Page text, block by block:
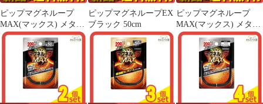
ピップマグネループ
MAX(マックス) メタル
シルバー 45cm 2個セッ
ト まとめ売り
ピップマグネループEX
ブラック 50cm
ピップマグネループ
MAX(マックス) メタル
シルバー 60cm 3個セッ
ト まとめ売り